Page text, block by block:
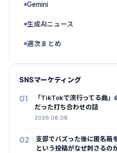
Gemini
生成AIニュース
週次まとめ
SNSマーケティング
01
「TikTokで流行ってる曲
だった打ち合わせの話
2026.08.08
02
支部でバズった後に匿名箱
という投稿がなぜ刺さるの